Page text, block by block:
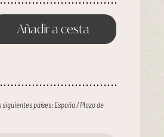
Añadir a cesta
países: España / Plazo de